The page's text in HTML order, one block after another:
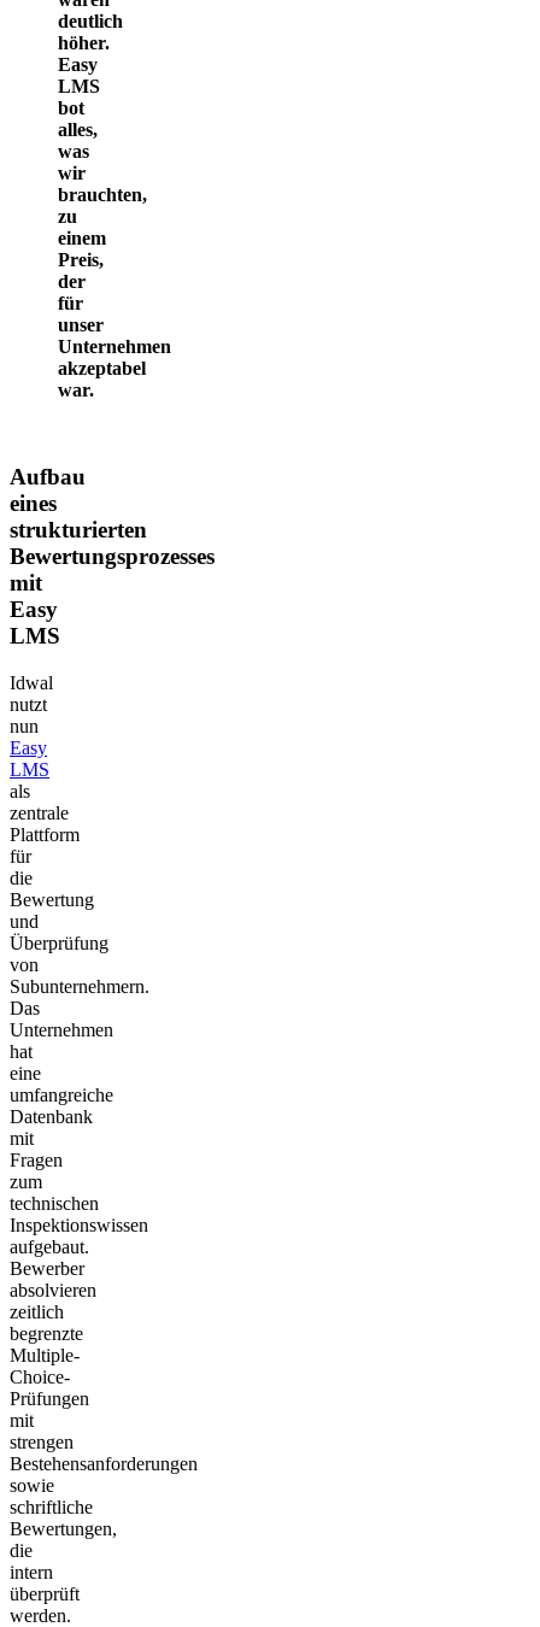
deutlich
höher.
Easy
LMS
bot
alles,
was
wir
brauchten,
zu
einem
Preis,
der
für
unser
Unternehmen
akzeptabel
war.
Aufbau
eines
strukturierten
Bewertungsprozesses
mit
Easy
LMS
Idwal
nutzt
nun
Easy
LMS
als
zentrale
Plattform
für
die
Bewertung
und
Überprüfung
von
Subunternehmern.
Das
Unternehmen
hat
eine
umfangreiche
Datenbank
mit
Fragen
zum
technischen
Inspektionswissen
aufgebaut.
Bewerber
absolvieren
zeitlich
begrenzte
Multiple-
Choice-
Prüfungen
mit
strengen
Bestehensanforderungen
sowie
schriftliche
Bewertungen,
die
intern
überprüft
werden.